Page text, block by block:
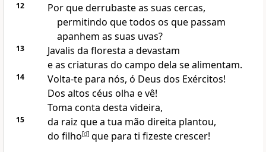
12
Por que derrubaste as suas cercas,
permitindo que todos os que passam
apanhem as suas uvas?
13
Javalis da floresta a devastam
e as criaturas do campo dela se alimentam.
14
Volta-te para nós, ó Deus dos Exércitos!
Dos altos céus olha e vê!
Toma conta desta videira,
15
da raiz que a tua mão direita plantou,
do filho[d]que para ti fizeste crescer!